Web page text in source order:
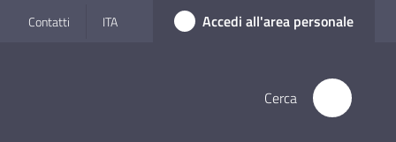
Contatti ITA Accedi all'area personale
Cerca